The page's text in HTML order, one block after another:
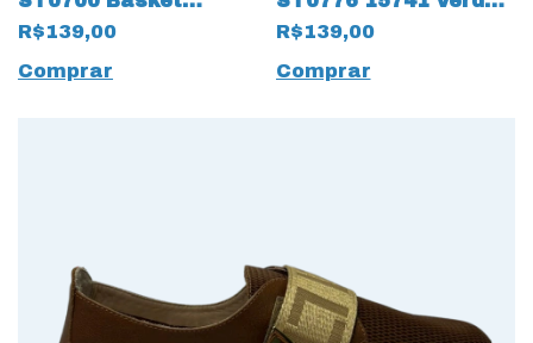
Classic 15651
Vermelho
R$139,00
Comprar
Bandeira
R$139,00
Comprar